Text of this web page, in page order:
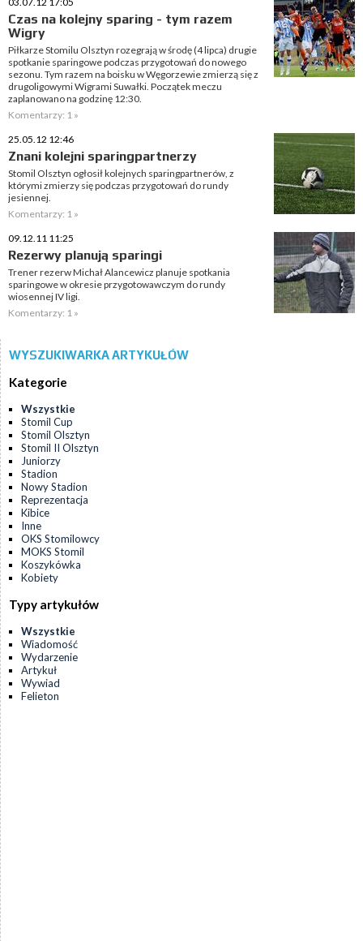
Czas na kolejny sparing - tym razem
Wigry
Piłkarze Stomilu Olsztyn rozegrają w środę (4 lipca) drugie
spotkanie sparingowe podczas przygotowań do nowego
sezonu. Tym razem na boisku w Węgorzewie zmierzą się z
drugoligowymi Wigrami Suwałki. Początek meczu
zaplanowano na godzinę 12:30.
Komentarzy: 1 »
25.05.12 12:46
Znani kolejni sparingpartnerzy
Stomil Olsztyn ogłosił kolejnych sparingpartnerów, z
którymi zmierzy się podczas przygotowań do rundy
jesiennej.
Komentarzy: 1 »
09.12.11 11:25
Rezerwy planują sparingi
Trener rezerw Michał Alancewicz planuje spotkania
sparingowe w okresie przygotowawczym do rundy
wiosennej IV ligi.
Komentarzy: 1 »
WYSZUKIWARKA ARTYKUŁÓW
Kategorie
Wszystkie
Stomil Cup
Stomil Olsztyn
Stomil II Olsztyn
Juniorzy
Stadion
Nowy Stadion
Reprezentacja
Kibice
Inne
OKS Stomilowcy
MOKS Stomil
Koszykówka
Kobiety
Typy artykułów
Wszystkie
Wiadomość
Wydarzenie
Artykuł
Wywiad
Felieton